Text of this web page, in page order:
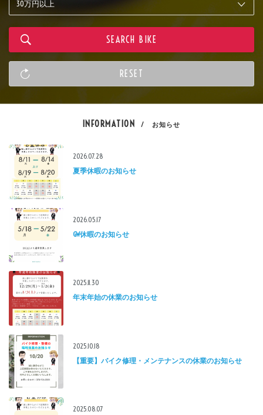
INFORMATION / お知らせ
2026.07.28
夏季休暇のお知らせ
2026.05.17
GW休暇のお知らせ
2025.11.30
年末年始の休業のお知らせ
2025.10.18
【重要】バイク修理・メンテナンスの休業のお知らせ
2025.08.07